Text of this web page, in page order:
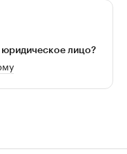
лицо?